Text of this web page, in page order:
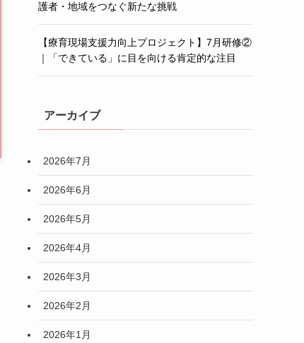
護者・地域をつなぐ新たな挑戦
【療育現場支援力向上プロジェクト】7月研修②
｜「できている」に目を向ける肯定的な注目
アーカイブ
2026年7月
2026年6月
2026年5月
2026年4月
2026年3月
2026年2月
2026年1月